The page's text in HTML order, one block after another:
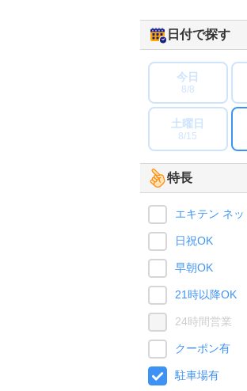
日付で探す
今日
8/8
土曜日
8/15
特長
エキテン ネッ
日祝OK
早朝OK
21時以降OK
24時間営業
クーポン有
駐車場有